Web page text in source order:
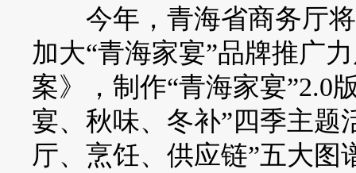
今年，青海省商务厅将
加大“青海家宴”品牌推广
案》，制作“青海家宴”2.0
宴、秋味、冬补”四季主题
厅、烹饪、供应链”五大图